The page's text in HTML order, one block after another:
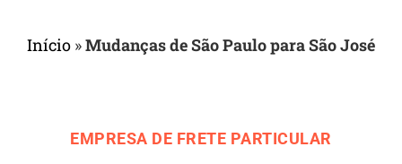
Início »Mudanças de São Paulo para São José
EMPRESA DE FRETE PARTICULAR